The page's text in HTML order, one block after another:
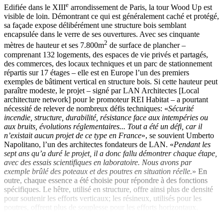
Edifiée dans le XIIIe arrondissement de Paris, la tour Wood Up est
visible de loin. Démontrant ce qui est généralement caché et protégé,
sa façade expose délibérément une structure bois semblant
encapsulée dans le verre de ses ouvertures. Avec ses cinquante
mètres de hauteur et ses 7.800m2 de surface de plancher –
comprenant 132 logements, des espaces de vie privés et partagés,
des commerces, des locaux techniques et un parc de stationnement
répartis sur 17 étages – elle est en Europe l’un des premiers
exemples de bâtiment vertical en structure bois. Si cette hauteur peut
paraître modeste, le projet – signé par LAN Architectes [Local
architecture network] pour le promoteur REI Habitat – a pourtant
nécessité de relever de nombreux défis techniques: «Sécurité
incendie, structure, durabilité, résistance face aux intempéries ou
aux bruits, évolutions réglementaires... Tout a été un défi, car il
n’existait aucun projet de ce type en France», se souvient Umberto
Napolitano, l’un des architectes fondateurs de LAN. «Pendant les
sept ans qu’a duré le projet, il a donc fallu démontrer chaque étape,
avec des essais scientifiques en laboratoire. Nous avons par
exemple brûlé des poteaux et des poutres en situation réelle.» En
outre, chaque essence a été choisie pour répondre à des fonctions
spécifiques. Le hêtre, utilisé en structure, offre ainsi plus de densité
pour soutenir les efforts verticaux; les résineux, utilisés pour les
poutres, offrent plus de souplesse pour les efforts horizontaux.